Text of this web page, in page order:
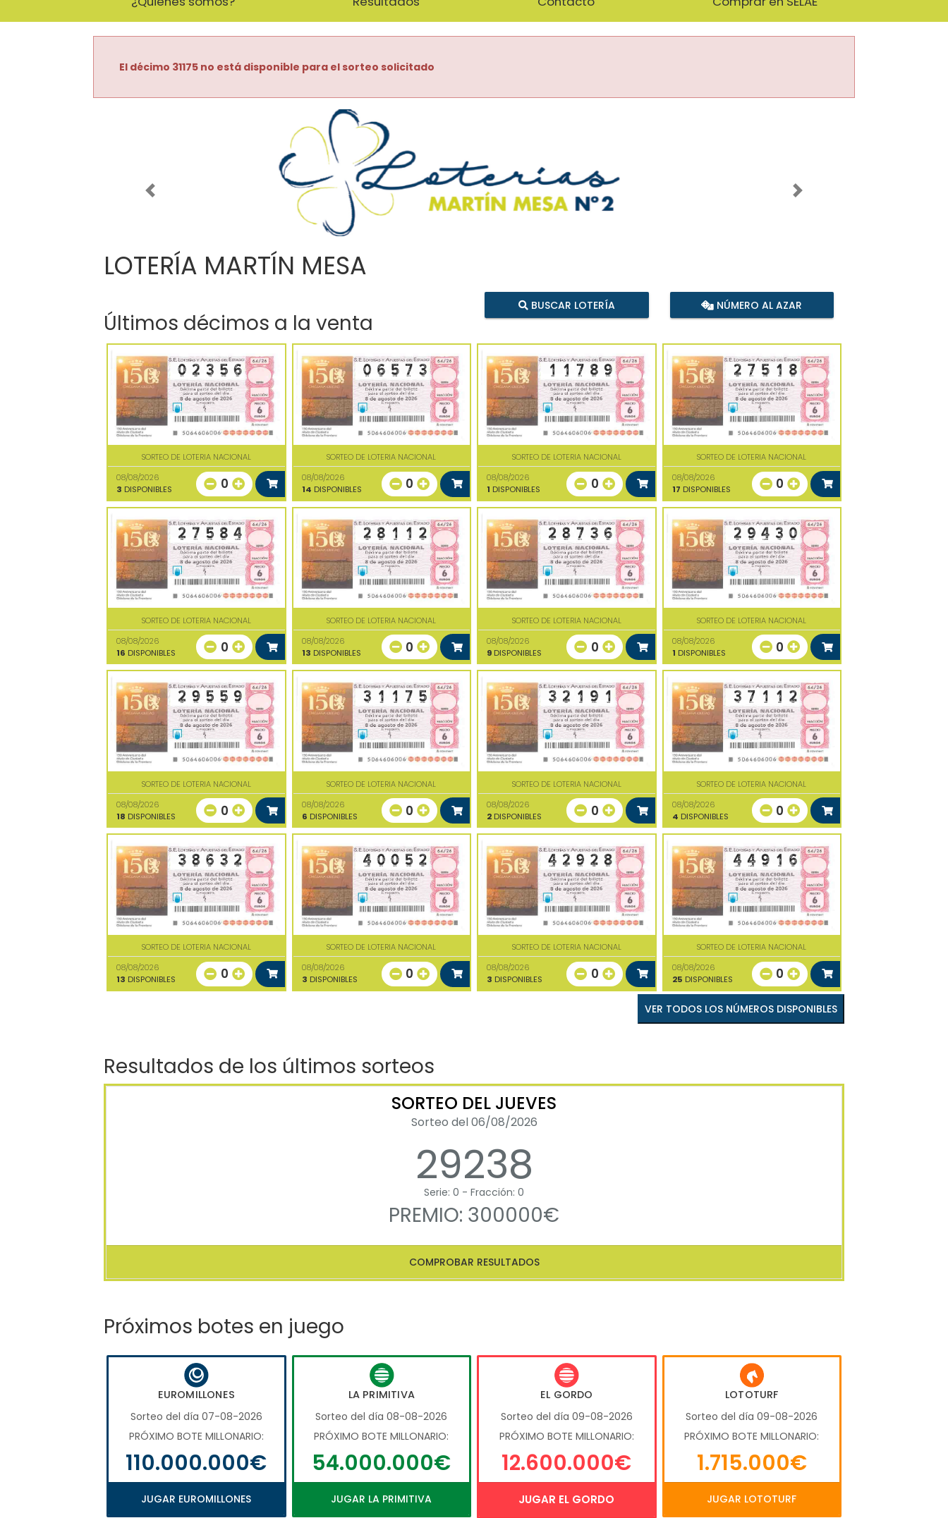
El décimo 31175 no está disponible para el sorteo solicitado
Imagen anterior Imagen siguiente
LOTERÍA MARTÍN MESA
Últimos décimos a la venta
BUSCAR LOTERÍA NÚMERO AL AZAR
SORTEO DE LOTERIA NACIONAL
08/08/2026
3 DISPONIBLES 0
SORTEO DE LOTERIA NACIONAL
08/08/2026
14 DISPONIBLES 0
SORTEO DE LOTERIA NACIONAL
08/08/2026
1 DISPONIBLES 0
SORTEO DE LOTERIA NACIONAL
08/08/2026
17 DISPONIBLES 0
SORTEO DE LOTERIA NACIONAL
08/08/2026
16 DISPONIBLES 0
SORTEO DE LOTERIA NACIONAL
08/08/2026
13 DISPONIBLES 0
SORTEO DE LOTERIA NACIONAL
08/08/2026
9 DISPONIBLES 0
SORTEO DE LOTERIA NACIONAL
08/08/2026
1 DISPONIBLES 0
SORTEO DE LOTERIA NACIONAL
08/08/2026
18 DISPONIBLES 0
SORTEO DE LOTERIA NACIONAL
08/08/2026
6 DISPONIBLES 0
SORTEO DE LOTERIA NACIONAL
08/08/2026
2 DISPONIBLES 0
SORTEO DE LOTERIA NACIONAL
08/08/2026
4 DISPONIBLES 0
SORTEO DE LOTERIA NACIONAL
08/08/2026
13 DISPONIBLES 0
SORTEO DE LOTERIA NACIONAL
08/08/2026
3 DISPONIBLES 0
SORTEO DE LOTERIA NACIONAL
08/08/2026
3 DISPONIBLES 0
SORTEO DE LOTERIA NACIONAL
08/08/2026
25 DISPONIBLES 0
VER TODOS LOS NÚMEROS DISPONIBLES
Resultados de los últimos sorteos
SORTEO DEL JUEVES
Sorteo del 06/08/2026
29238
Serie: 0 - Fracción: 0
PREMIO: 300000€
COMPROBAR RESULTADOS
Próximos botes en juego
EUROMILLONES
Sorteo del día 07-08-2026
PRÓXIMO BOTE MILLONARIO:
110.000.000€
JUGAR EUROMILLONES
LA PRIMITIVA
Sorteo del día 08-08-2026
PRÓXIMO BOTE MILLONARIO:
54.000.000€
JUGAR LA PRIMITIVA
EL GORDO
Sorteo del día 09-08-2026
PRÓXIMO BOTE MILLONARIO:
12.600.000€
JUGAR EL GORDO
LOTOTURF
Sorteo del día 09-08-2026
PRÓXIMO BOTE MILLONARIO:
1.715.000€
JUGAR LOTOTURF